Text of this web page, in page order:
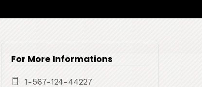
For More Informations
1-567-124-44227